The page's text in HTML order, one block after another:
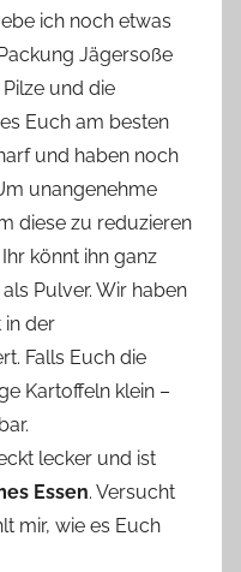
ich noch etwas
Jägersoße
und die
Euch am besten
und haben noch
unangenehme
diese zu reduzieren
könnt ihn ganz
Pulver. Wir haben
in der
Falls Euch die
Kartoffeln klein –
lecker und ist
Essen. Versucht
mir, wie es Euch